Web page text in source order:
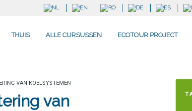
THUIS ALLE CURSUSSEN ECOTOUR PROJECT
VAN KOELSYSTEMEN
van